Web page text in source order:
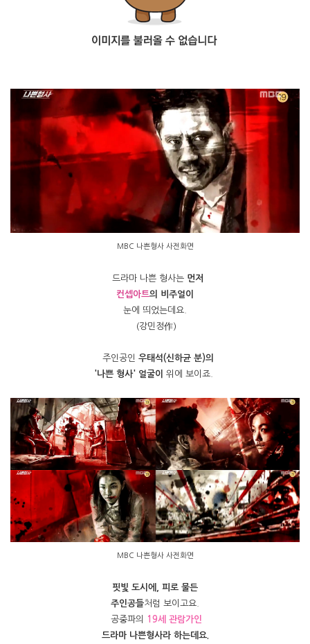
MBC 나쁜형사 사전화면
드라마 나쁜 형사는 먼저
컨셉아트의 비주얼이
눈에 띄었는데요.
(강민정作)
주인공인 우태석(신하균 분)의
'나쁜 형사' 얼굴이
위에 보이죠.
MBC 나쁜형사 사전화면
핏빛 도시에, 피로 물든
주인공들처럼 보이고요.
공중파의
19세 관람가인
드라마 나쁜형사라 하는데요.